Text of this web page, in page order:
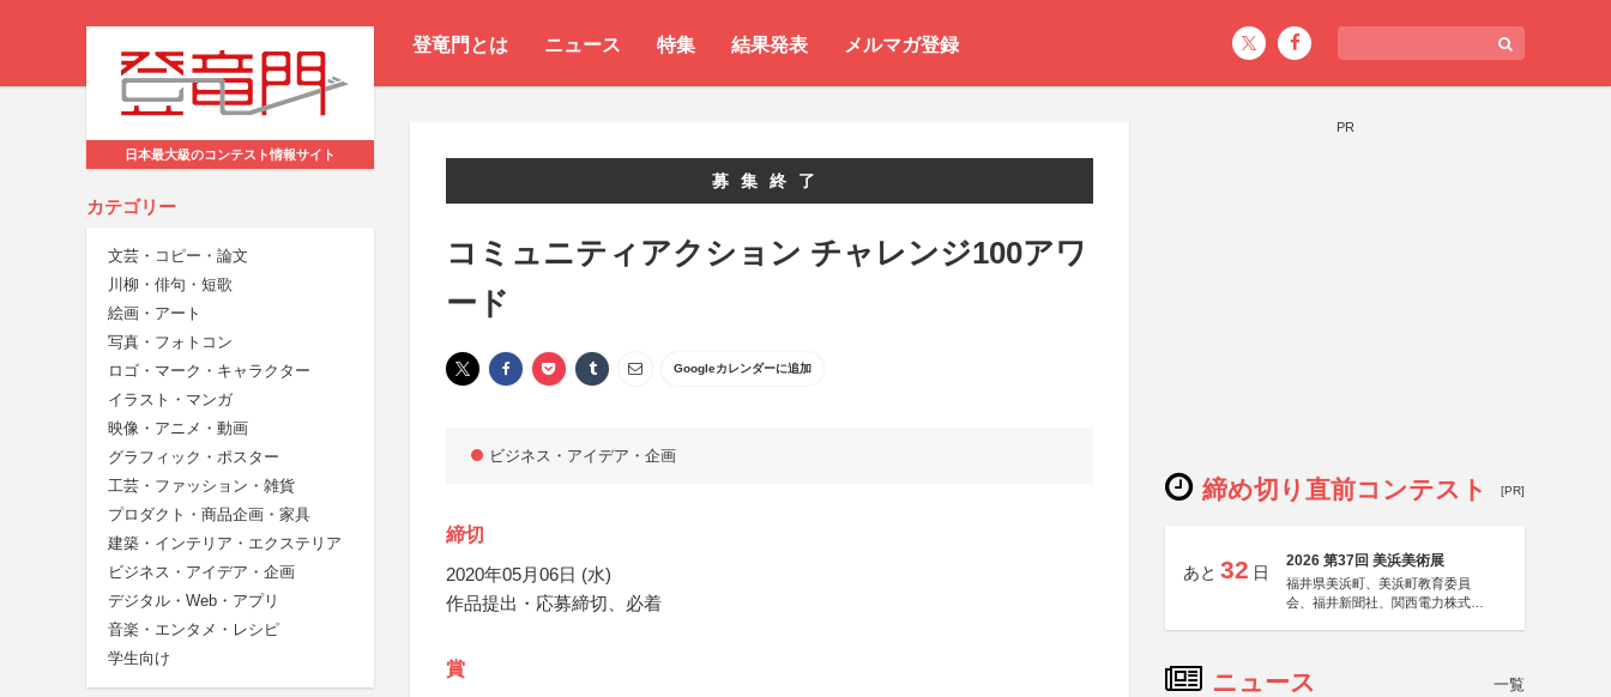
登竜門とは ニュース 特集 結果発表 メルマガ登録
日本最大級のコンテスト情報サイト
カテゴリー
文芸・コピー・論文
川柳・俳句・短歌
絵画・アート
写真・フォトコン
ロゴ・マーク・キャラクター
イラスト・マンガ
映像・アニメ・動画
グラフィック・ポスター
工芸・ファッション・雑貨
プロダクト・商品企画・家具
建築・インテリア・エクステリア
ビジネス・アイデア・企画
デジタル・Web・アプリ
音楽・エンタメ・レシピ
学生向け
募集終了
コミュニティアクション チャレンジ100アワ
ード
Googleカレンダーに追加
ビジネス・アイデア・企画
締切
2020年05月06日 (水)
作品提出・応募締切、必着
賞
PR
締め切り直前コンテスト [PR]
あと 32 日
2026 第37回 美浜美術展
福井県美浜町、美浜町教育委員
会、福井新聞社、関西電力株式会
ニュース 一覧